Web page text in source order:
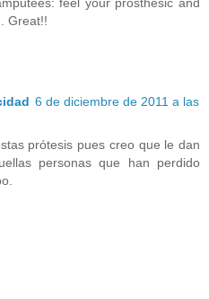
Great!!
6 de diciembre de 2011 a las
prótesis pues creo que le dan
personas que han perdido